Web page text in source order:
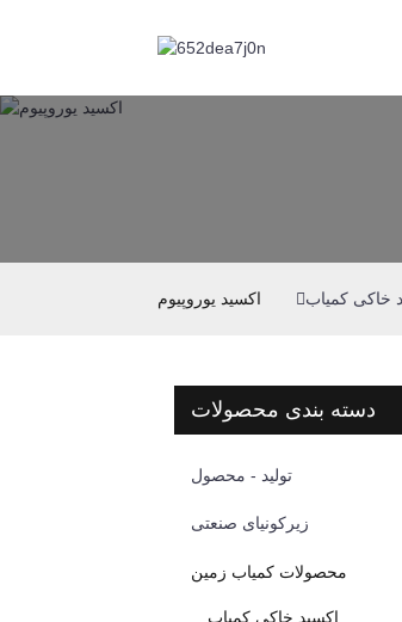
خاکی کمیاب اکسید یوروپیوم
دسته بندی محصولات
تولید - محصول
زیرکونیای صنعتی
محصولات کمیاب زمین
اکسید خاکی کمیاب